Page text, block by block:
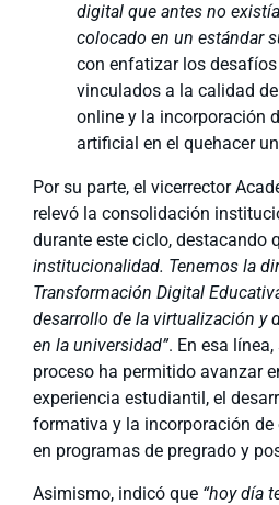
digital que antes no
colocado en un estándar
con enfatizar los
vinculados a la calidad
online y la incorporación
artificial en el quehacer
Por su parte, el vicerrector
relevó la consolidación
durante este ciclo, destacando
institucionalidad. Tenemos la
Transformación Digital
desarrollo de la virtualización y
en la universidad”. En esa
proceso ha permitido avanzar
experiencia estudiantil, el
formativa y la incorporación de
en programas de pregrado y
Asimismo, indicó que “hoy día